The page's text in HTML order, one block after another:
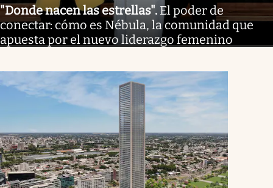
"Donde nacen las estrellas". El poder de
conectar: cómo es Nébula, la comunidad que
apuesta por el nuevo liderazgo femenino